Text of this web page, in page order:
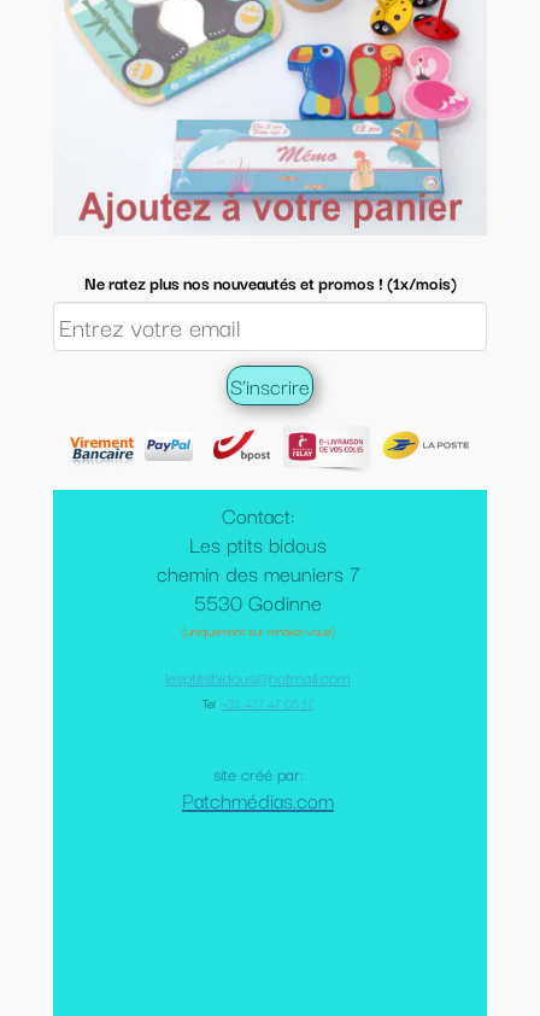
Contact:
Les ptits bidous
chemin des meuniers 7
5530 Godinne
(uniquement sur rendez-vous)
lesptitsbidous@hotmail.com
Tel: +32 477 47 05 17
site créé par:
Patchmédias.com
Ne ratez plus nos nouveautés et promos ! (1x/mois)